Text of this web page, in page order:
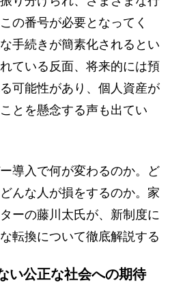
の番号が必要となってく
手続きが簡素化されるとい
ている反面、将来的には預
可能性があり、個人資産が
とを懸念する声も出てい
導入で何が変わるのか。ど
んな人が損をするのか。家
ーの藤川太氏が、新制度に
転換について徹底解説する
い公正な社会への期待